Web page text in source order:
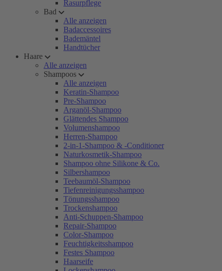
Rasurpflege
Bad
Alle anzeigen
Badaccessoires
Bademäntel
Handtücher
Haare
Alle anzeigen
Shampoos
Alle anzeigen
Keratin-Shampoo
Pre-Shampoo
Arganöl-Shampoo
Glättendes Shampoo
Volumenshampoo
Herren-Shampoo
2-in-1-Shampoo & -Conditioner
Naturkosmetik-Shampoo
Shampoo ohne Silikone & Co.
Silbershampoo
Teebaumöl-Shampoo
Tiefenreinigungsshampoo
Tönungsshampoo
Trockenshampoo
Anti-Schuppen-Shampoo
Repair-Shampoo
Color-Shampoo
Feuchtigkeitsshampoo
Festes Shampoo
Haarseife